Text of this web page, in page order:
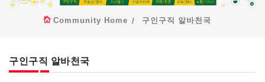
Community Home 구인구직 알바천국
구인구직 알바천국